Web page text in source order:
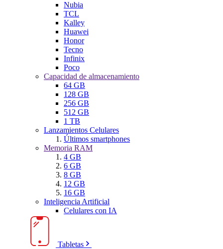
Nubia
TCL
Kalley
Huawei
Honor
Tecno
Infinix
Poco
Capacidad de almacenamiento
64 GB
128 GB
256 GB
512 GB
1 TB
Lanzamientos Celulares
Últimos smartphones
Memoria RAM
4 GB
6 GB
8 GB
12 GB
16 GB
Inteligencia Artificial
Celulares con IA
Tabletas